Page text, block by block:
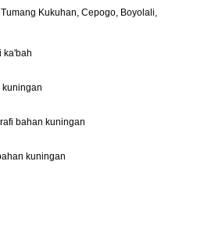
Tumang Kukuhan, Cepogo, Boyolali,